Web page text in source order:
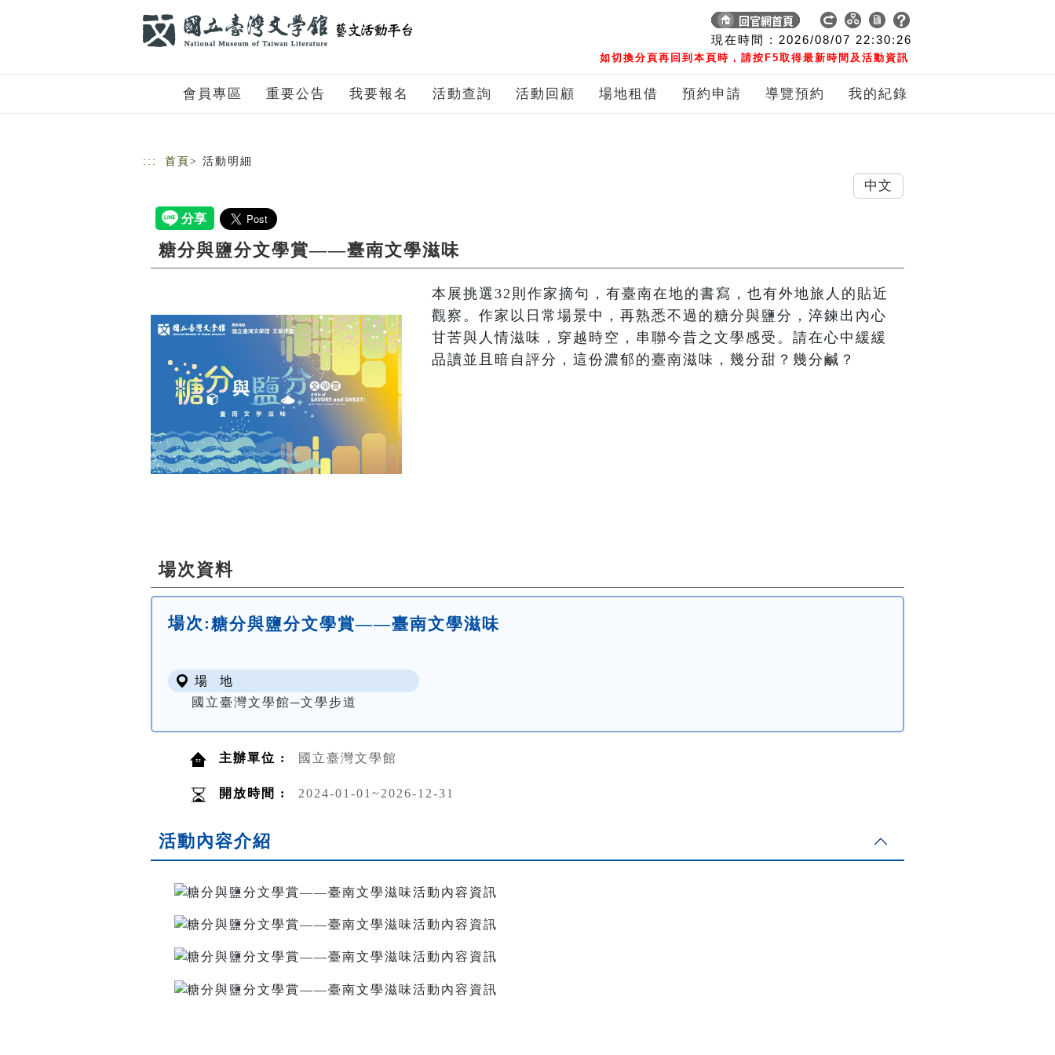
現在時間 : 2026/08/07 22:30:26
如切換分頁再回到本頁時，請按F5取得最新時間及活動資訊
會員專區 重要公告 我要報名 活動查詢 活動回顧 場地租借 預約申請 導覽預約 我的紀錄
::: 首頁 > 活動明細
糖分與鹽分文學賞——臺南文學滋味
本展挑選32則作家摘句，有臺南在地的書寫，也有外地旅人的貼近
觀察。作家以日常場景中，再熟悉不過的糖分與鹽分，淬鍊出內心
甘苦與人情滋味，穿越時空，串聯今昔之文學感受。請在心中緩緩
場次資料
場次:糖分與鹽分文學賞——臺南文學滋味
場 地
國立臺灣文學館─文學步道
主辦單位 : 國立臺灣文學館
開放時間 : 2024-01-01~2026-12-31
活動內容介紹